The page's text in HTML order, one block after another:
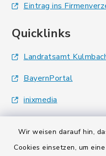
Wir weisen darauf hin,
Cookies einsetzen, um
Eintrag ins
Quicklinks
Landratsamt
BayernPortal
inixmedia